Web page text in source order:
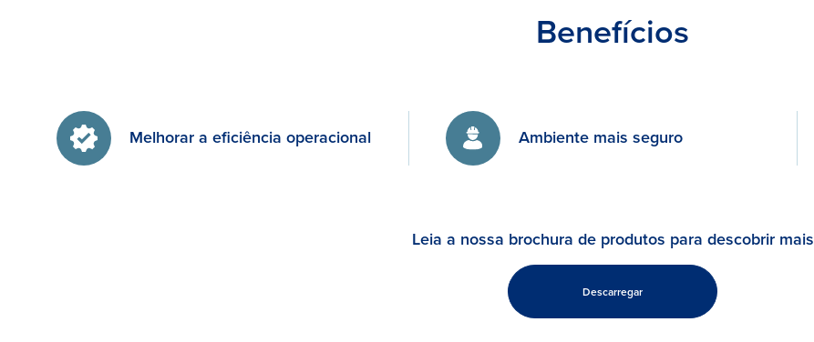
Benefícios
Melhorar a eficiência operacional Ambiente mais seguro
Leia a nossa brochura de produtos para descobrir mais
Descarregar